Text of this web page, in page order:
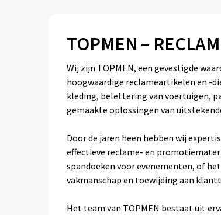
TOPMEN –
Wij zijn TOPMEN, een gevestigde
hoogwaardige reclameartikelen en -
kleding, belettering van voertuigen,
gemaakte oplossingen van
Door de jaren heen hebben wij
effectieve reclame- en
spandoeken voor evenementen, of
vakmanschap en toewijding aan
Het team van TOPMEN bestaat uit